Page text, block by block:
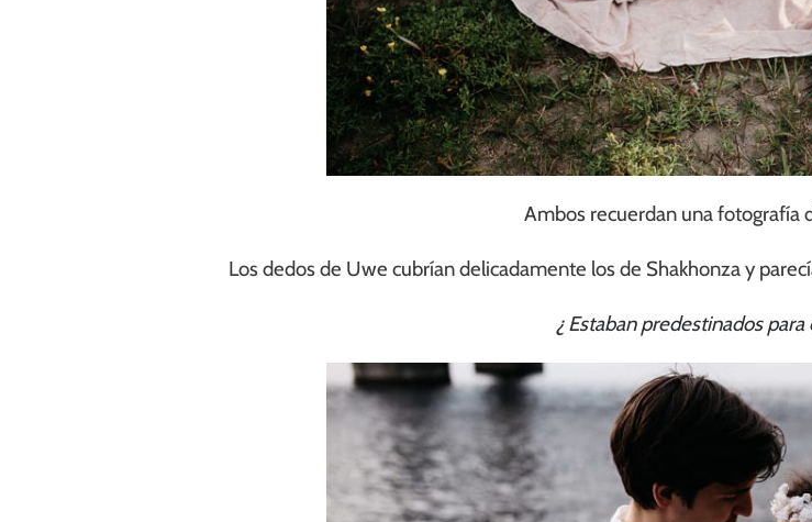
Ambos recuerdan una fotografía
Los dedos de Uwe cubrían delicadamente los de Shakhonza y
¿ Estaban predestinados